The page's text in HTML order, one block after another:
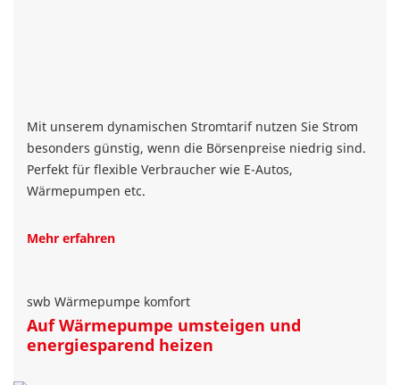
Mit unserem dynamischen Stromtarif nutzen Sie Strom
besonders günstig, wenn die Börsenpreise niedrig sind.
Perfekt für flexible Verbraucher wie E-Autos,
Wärmepumpen etc.
Mehr erfahren
swb Wärmepumpe komfort
Auf Wärmepumpe umsteigen und
energiesparend heizen